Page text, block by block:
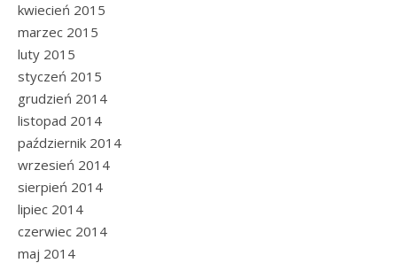
kwiecień 2015
marzec 2015
luty 2015
styczeń 2015
grudzień 2014
listopad 2014
październik 2014
wrzesień 2014
sierpień 2014
lipiec 2014
czerwiec 2014
maj 2014